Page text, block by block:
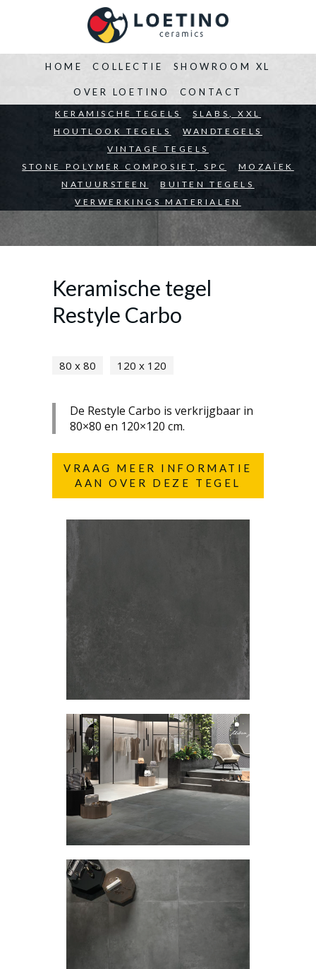
HOME
BEDRIJVEN ARCHITECTEN PARTICULIEREN
COLLECTIE
KERAMISCHE TEGELS
SLABS, XXL
HOUTLOOK TEGELS
WANDTEGELS
VINTAGE TEGELS
STONE POLYMER COMPOSIET, SPC
MOZAÏEK
NATUURSTEEN
BUITEN TEGELS
VERWERKINGS MATERIALEN
SHOWROOM XL
OVER LOETINO CONTACT
Keramische tegel
Restyle Carbo
80 x 80 120 x 120
De Restyle Carbo is verkrijgbaar in
80×80 en 120×120 cm.
VRAAG MEER INFORMATIE
AAN OVER DEZE TEGEL